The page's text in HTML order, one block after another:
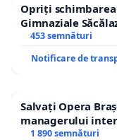
Opriți
Gimnaziale
453 semnături
Notificare de
Salvați Opera
managerului
1 890 semnături